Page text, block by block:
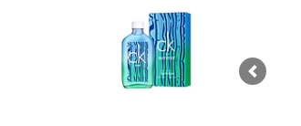
Previous